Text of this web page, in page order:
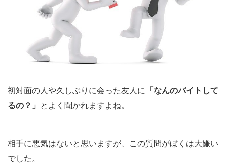
初対面の人や久しぶりに会った友人に 「なんのバイトして
るの？」 とよく聞かれますよね。
相手に悪気はないと思いますが、この質問がぼくは大嫌い
でした。